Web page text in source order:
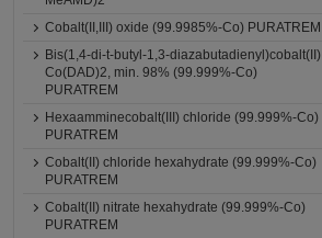
Cobalt(II,III) oxide (99.9985%-Co) PURATREM
Bis(1,4-di-t-butyl-1,3-diazabutadienyl)cobalt(II)
Co(DAD)2, min. 98% (99.999%-Co)
PURATREM
Hexaamminecobalt(III) chloride (99.999%-Co)
PURATREM
Cobalt(II) chloride hexahydrate (99.999%-Co)
PURATREM
Cobalt(II) nitrate hexahydrate (99.999%-Co)
PURATREM